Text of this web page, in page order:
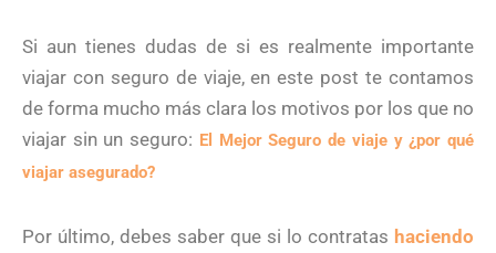
Si aun tienes dudas de si es realmente importante
viajar con seguro de viaje, en este post te contamos
de forma mucho más clara los motivos por los que no
viajar sin un seguro: El Mejor Seguro de viaje y ¿por qué
viajar asegurado?
Por último, debes saber que si lo contratas haciendo